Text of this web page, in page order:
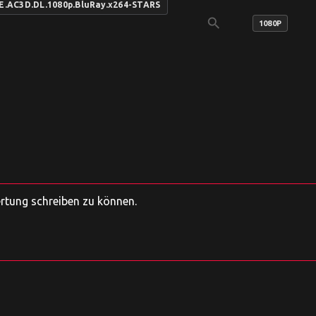
STARS
search 1080P
schreiben zu können.